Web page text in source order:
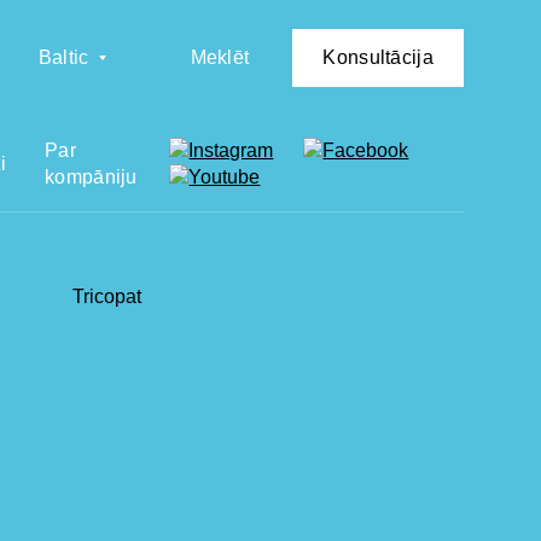
Baltic Meklēt Konsultācija
Par
kompāniju